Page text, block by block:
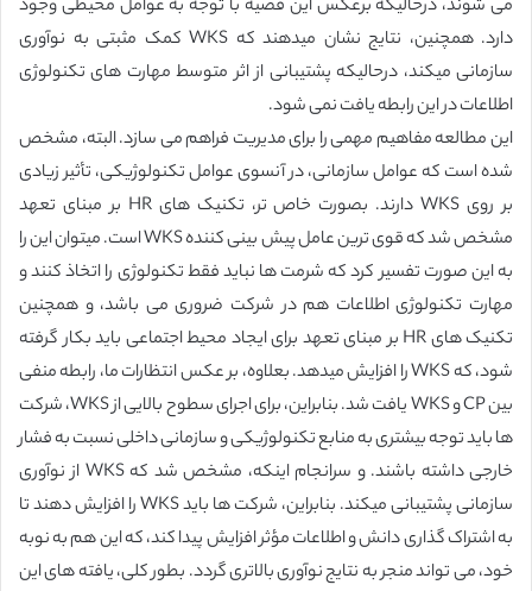
می شوند، درحالیکه برعکس این قضیه با توجه به عوامل محیطی وجود
دارد. همچنین، نتایج نشان میدهند که WKS کمک مثبتی به نوآوری
سازمانی میکند، درحالیکه پشتیبانی از اثر متوسط مهارت های تکنولوژی
اطلاعات در این رابطه یافت نمی شود.
این مطالعه مفاهیم مهمی را برای مدیریت فراهم می سازد. البته، مشخص
شده است که عوامل سازمانی، در آنسوی عوامل تکنولوژیکی، تأثیر زیادی
بر روی WKS دارند. بصورت خاص تر، تکنیک های HR بر مبنای تعهد
مشخص شد که قوی ترین عامل پیش بینی کننده WKS است. میتوان این را
به این صورت تفسیر کرد که شرمت ها نباید فقط تکنولوژی را اتخاذ کنند و
مهارت تکنولوژی اطلاعات هم در شرکت ضروری می باشد، و همچنین
تکنیک های HR بر مبنای تعهد برای ایجاد محیط اجتماعی باید بکار گرفته
شود، که WKS را افزایش میدهد. بعلاوه، بر عکس انتظارات ما، رابطه منفی
بین CP و WKS یافت شد. بنابراین، برای اجرای سطوح بالایی از WKS، شرکت
ها باید توجه بیشتری به منابع تکنولوژیکی و سازمانی داخلی نسبت به فشار
خارجی داشته باشند. و سرانجام اینکه، مشخص شد که WKS از نوآوری
سازمانی پشتیبانی میکند. بنابراین، شرکت ها باید WKS را افزایش دهند تا
به اشتراک گذاری دانش و اطلاعات مؤثر افزایش پیدا کند، که این هم به نوبه
خود، می تواند منجر به نتایج نوآوری بالاتری گردد. بطور کلی، یافته های این